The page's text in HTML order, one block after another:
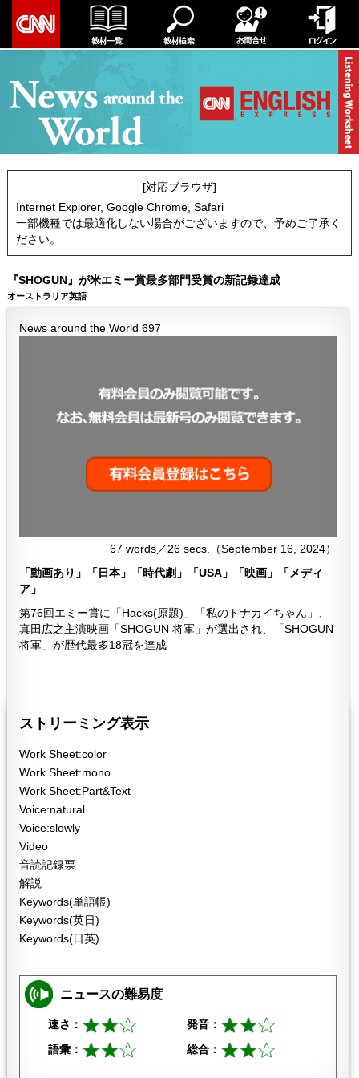
[対応ブラウザ]
Internet Explorer, Google Chrome, Safari
一部機種では最適化しない場合がございますので、予めご了承く
ださい。
『SHOGUN』が米エミー賞最多部門受賞の新記録達成
オーストラリア英語
News around the World 697
67 words／26 secs.（September 16, 2024）
「動画あり」「日本」「時代劇」「USA」「映画」「メディ
ア」
第76回エミー賞に「Hacks(原題)」「私のトナカイちゃん」、
真田広之主演映画「SHOGUN 将軍」が選出され、「SHOGUN
将軍」が歴代最多18冠を達成
ストリーミング表示
Work Sheet:color
Work Sheet:mono
Work Sheet:Part&Text
Voice:natural
Voice:slowly
Video
音読記録票
解説
Keywords(単語帳)
Keywords(英日)
Keywords(日英)
ニュースの難易度
速さ：
発音：
語彙：
総合：